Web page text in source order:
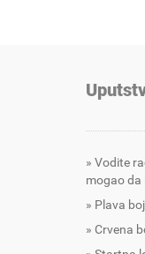
Vodite
mogao da
Plava
Crvena